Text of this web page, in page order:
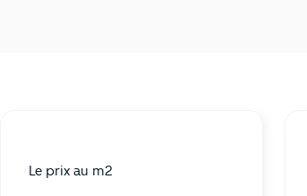
Le prix au m2